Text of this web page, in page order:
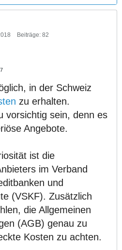
Beiträge: 82
in der Schweiz
zu erhalten.
vorsichtig sein, denn es
Angebote.
ist die
im Verband
und
(VSKF). Zusätzlich
die Allgemeinen
(AGB) genau zu
Kosten zu achten.